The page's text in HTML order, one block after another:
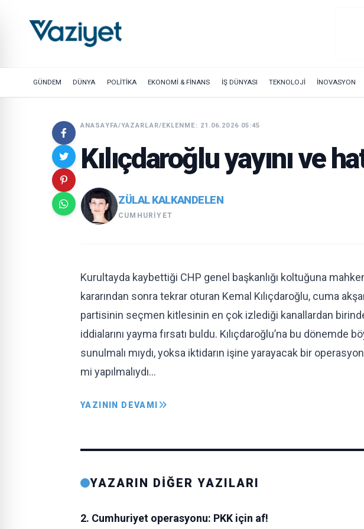
GÜNDEM DÜNYA POLİTİKA EKONOMİ & FİNANS İŞ DÜNYASI TEKNOLOJİ İNOVASYON
ANASAYFA/YAZARLAR/EKLENME: 21.06.2026 05:45
Kılıçdaroğlu yayını ve
ZÜLAL KALKANDELEN
CUMHURIYET
Kurultayda kaybettiği CHP genel başkanlığı koltuğuna
kararından sonra tekrar oturan Kemal Kılıçdaroğlu, cuma
partisinin seçmen kitlesinin en çok izlediği kanallardan
iddialarını yayma fırsatı buldu. Kılıçdaroğlu’na bu dönemde
sunulmalı mıydı, yoksa iktidarın işine yarayacak bir
mi yapılmalıydı…
YAZININ DEVAMI
YAZARIN DİĞER YAZILARI
2. Cumhuriyet operasyonu: PKK için af!